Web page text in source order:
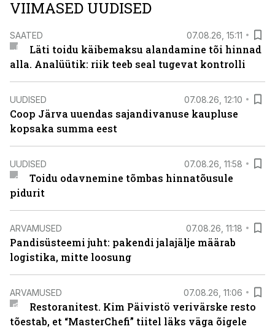
VIIMASED UUDISED
SAATED 07.08.26, 15:11
Läti toidu käibemaksu alandamine tõi hinnad
alla. Analüütik: riik teeb seal tugevat kontrolli
UUDISED 07.08.26, 12:10
Coop Järva uuendas sajandivanuse kaupluse
kopsaka summa eest
UUDISED 07.08.26, 11:58
Toidu odavnemine tõmbas hinnatõusule
pidurit
ARVAMUSED 07.08.26, 11:18
Pandisüsteemi juht: pakendi jalajälje määrab
logistika, mitte loosung
ARVAMUSED 07.08.26, 11:06
Restoranitest. Kim Päivistö verivärske resto
tõestab, et “MasterChefi” tiitel läks väga õigele